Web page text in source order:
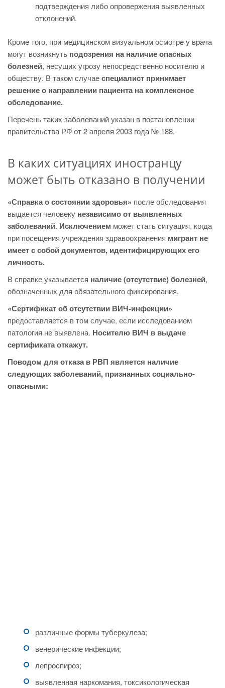
подтверждения либо опровержения выявленных
отклонений.
Кроме того, при медицинском визуальном осмотре у врача
могут возникнуть подозрения на наличие опасных
болезней, несущих угрозу непосредственно носителю и
обществу. В таком случаеспециалист принимает
решение о направлении пациента на комплексное
обследование.
Перечень таких заболеваний указан в постановлении
правительства РФ от 2 апреля 2003 года № 188.
В каких ситуациях иностранцу
может быть отказано в получении
«Справка о состоянии здоровья» после обследования
выдается человеку независимо от выявленных
заболеваний. Исключением может стать ситуация, когда
при посещения учреждения здравоохранения мигрант не
имеет с собой документов, идентифицирующих его
личность.
В справке указывается наличие (отсутствие) болезней,
обозначенных для обязательного фиксирования.
«Сертификат об отсутствии ВИЧ-инфекции»
предоставляется в том случае, если исследованием
патология не выявлена. Носителю ВИЧ в выдаче
сертификата откажут.
Поводом для отказа в РВП является наличие
следующих заболеваний, признанных социально-
опасными:
различные формы туберкулеза;
венерические инфекции;
лепроспироз;
выявленная наркомания, токсикологическая